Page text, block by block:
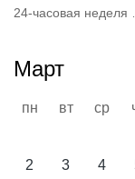
24-часовая неделя
Март
пн вт ср
2
3 4